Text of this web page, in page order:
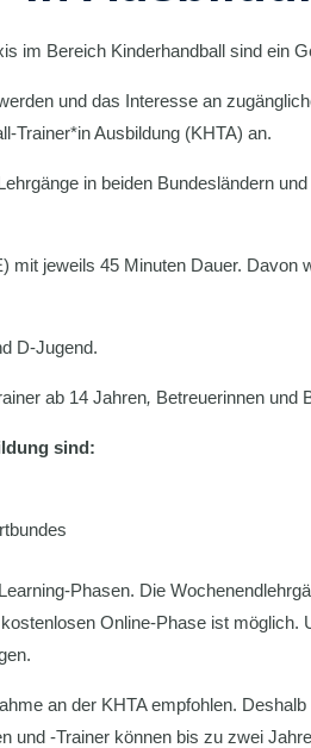
im Bereich Kinderhandball sind ein
und das Interesse an
Trainer*in Ausbildung (KHTA) an.
in beiden Bundesländern
mit jeweils 45 Minuten Dauer.
D-Jugend.
ab 14 Jahren, Betreuerinnen und
sind:
Phasen. Die
Online-Phase ist
an der KHTA empfohlen.
und -Trainer können bis zu zwei